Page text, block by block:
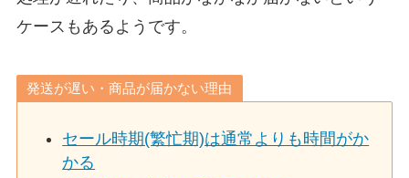
ケースもあるようです。
発送が遅い・商品が届かない理由
セール時期(繁忙期)は通常よりも時間がか
かる